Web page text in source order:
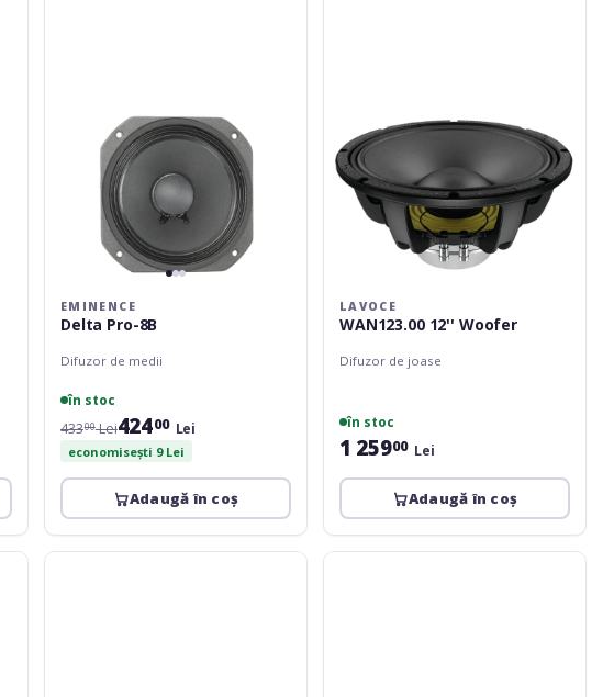
EMINENCE
Delta Pro-8B
Difuzor de medii
în stoc
43300Lei42400 Lei
economisești 9 Lei
Adaugă în coș
LAVOCE
WAN123.00 12'' Woofer
Difuzor de joase
în stoc
1 25900 Lei
Adaugă în coș
Wharfedale
Monacor